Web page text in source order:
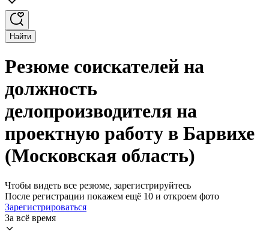
Найти
Резюме соискателей на
должность
делопроизводителя на
проектную работу в Барвихе
(Московская область)
Чтобы видеть все резюме, зарегистрируйтесь
После регистрации покажем ещё 10 и откроем фото
Зарегистрироваться
За всё время